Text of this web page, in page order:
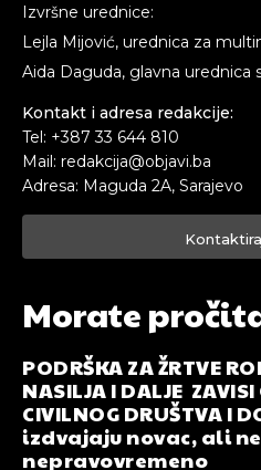
Izvršne urednice:
Lejla Mijović, urednica za
Aida Daguda, glavna urednica
Kontakt i adresa redakcije:
Tel: +387 33 644 810
Mail: redakcija@objavi.ba
Adresa: Maguda 2A, Sarajevo
Morate
PODRŠKA ZA ŽRTVE
NASILJA I DALJE
CIVILNOG DRUŠTVA I
izdvajaju novac, ali
nepravovremeno